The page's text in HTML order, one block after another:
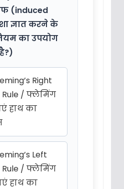
(induced
ज्ञात करने के
का उपयोग
Right
Rule / फ्लेमिंग
हाथ का
Left
Rule / फ्लेमिंग
हाथ का